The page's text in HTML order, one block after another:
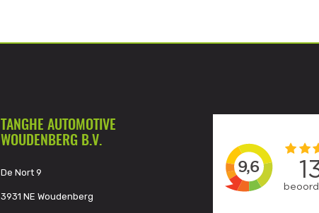
TANGHE AUTOMOTIVE
WOUDENBERG B.V.
De Nort 9
3931 NE Woudenberg